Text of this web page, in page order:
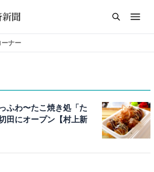
ーナー
ふわ〜たこ焼き処「た
田にオープン【村上新